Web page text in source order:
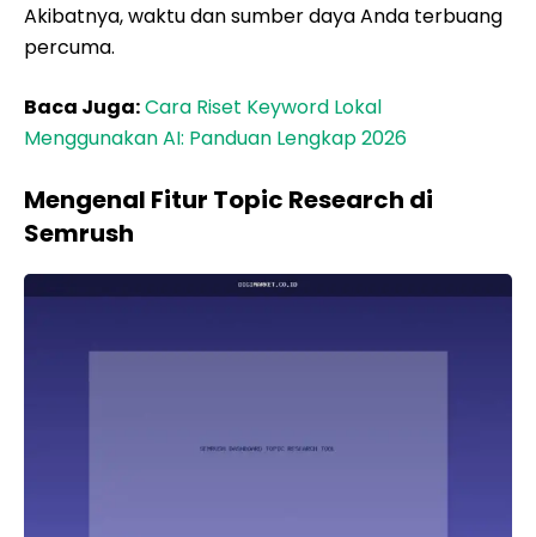
Akibatnya, waktu dan sumber daya Anda terbuang
percuma.
Baca Juga:Cara Riset Keyword Lokal
Menggunakan AI: Panduan Lengkap 2026
Mengenal Fitur Topic Research di
Semrush